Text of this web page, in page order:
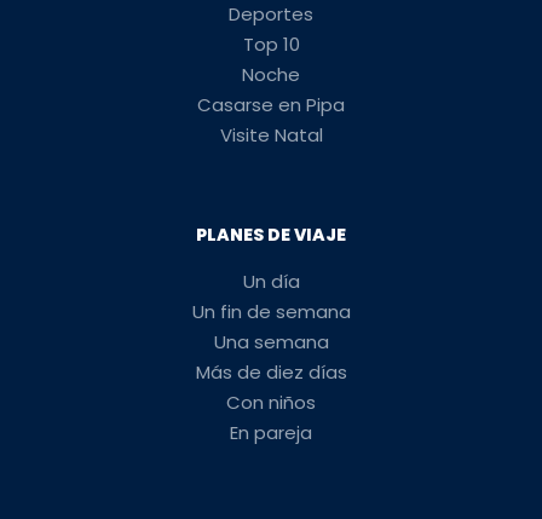
Deportes
Top 10
Noche
Casarse en Pipa
Visite Natal
PLANES DE VIAJE
Un día
Un fin de semana
Una semana
Más de diez días
Con niños
En pareja